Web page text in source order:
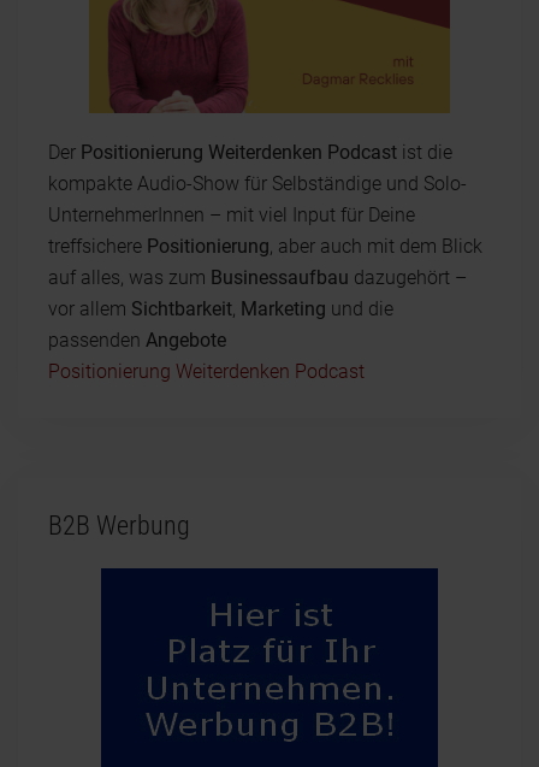
Der Positionierung Weiterdenken Podcast ist die
kompakte Audio-Show für Selbständige und Solo-
UnternehmerInnen – mit viel Input für Deine
treffsichere Positionierung , aber auch mit dem Blick
auf alles, was zum Businessaufbau dazugehört –
vor allem Sichtbarkeit Marketing und die
passenden Angebote
Positionierung Weiterdenken Podcast
B2B Werbung